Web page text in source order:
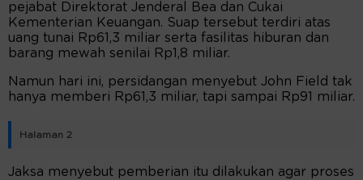
pejabat Direktorat Jenderal Bea dan Cukai
Kementerian Keuangan. Suap tersebut terdiri atas
uang tunai Rp61,3 miliar serta fasilitas hiburan dan
barang mewah senilai Rp1,8 miliar.
Namun hari ini, persidangan menyebut John Field tak
hanya memberi Rp61,3 miliar, tapi sampai Rp91 miliar.
Halaman 2
Jaksa menyebut pemberian itu dilakukan agar proses